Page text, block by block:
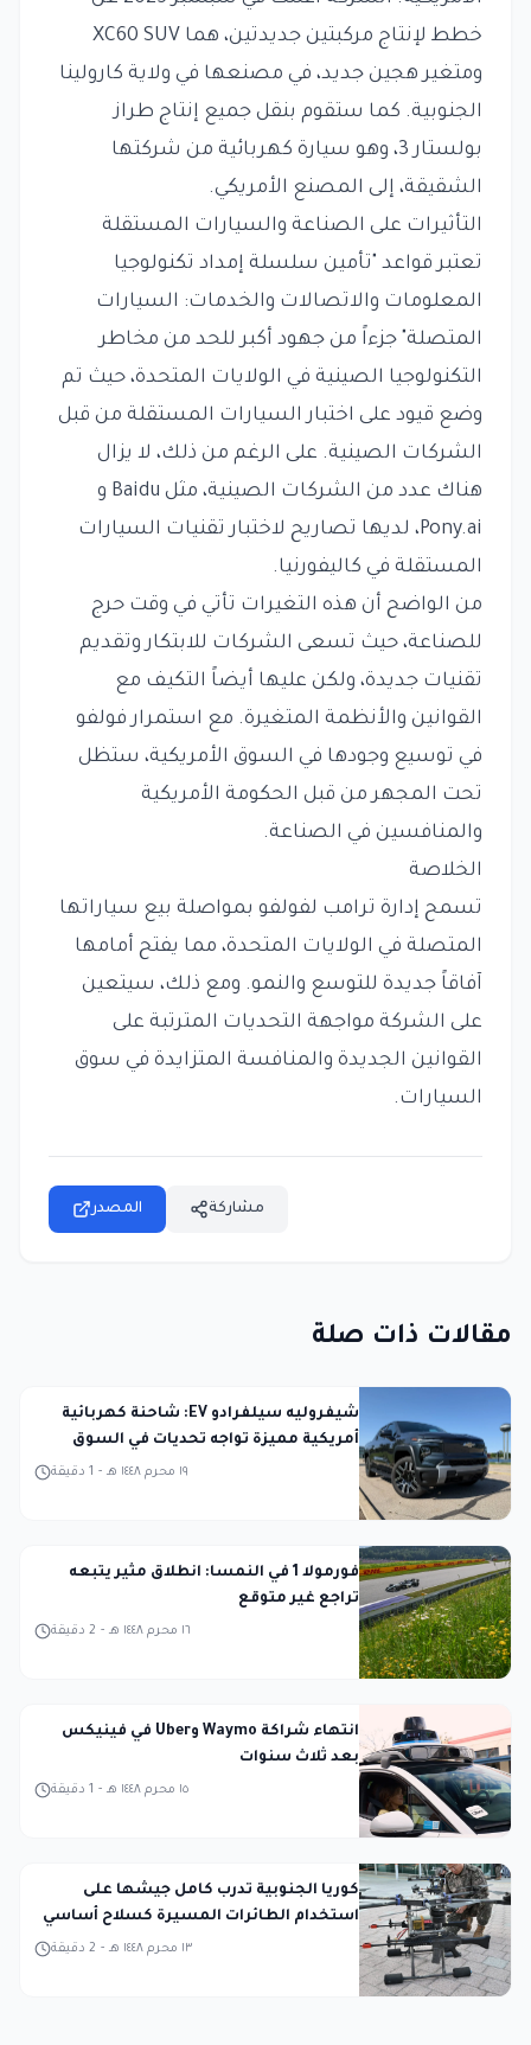
خطط لإنتاج مركبتين جديدتين، هما XC60 SUV
ومتغير هجين جديد، في مصنعها في ولاية كارولينا
الجنوبية. كما ستقوم بنقل جميع إنتاج طراز
بولستار 3، وهو سيارة كهربائية من شركتها
الشقيقة، إلى المصنع الأمريكي.
التأثيرات على الصناعة والسيارات المستقلة
تعتبر قواعد "تأمين سلسلة إمداد تكنولوجيا
المعلومات والاتصالات والخدمات: السيارات
المتصلة" جزءاً من جهود أكبر للحد من مخاطر
التكنولوجيا الصينية في الولايات المتحدة، حيث تم
وضع قيود على اختبار السيارات المستقلة من قبل
الشركات الصينية. على الرغم من ذلك، لا يزال
هناك عدد من الشركات الصينية، مثل Baidu و
Pony.ai، لديها تصاريح لاختبار تقنيات السيارات
المستقلة في كاليفورنيا.
من الواضح أن هذه التغيرات تأتي في وقت حرج
للصناعة، حيث تسعى الشركات للابتكار وتقديم
تقنيات جديدة، ولكن عليها أيضاً التكيف مع
القوانين والأنظمة المتغيرة. مع استمرار فولفو
في توسيع وجودها في السوق الأمريكية، ستظل
تحت المجهر من قبل الحكومة الأمريكية
والمنافسين في الصناعة.
الخلاصة
تسمح إدارة ترامب لفولفو بمواصلة بيع سياراتها
المتصلة في الولايات المتحدة، مما يفتح أمامها
آفاقاً جديدة للتوسع والنمو. ومع ذلك، سيتعين
على الشركة مواجهة التحديات المترتبة على
القوانين الجديدة والمنافسة المتزايدة في سوق
السيارات.
المصدر مشاركة
مقالات ذات صلة
شيفروليه سيلفرادو EV: شاحنة كهربائية
أمريكية مميزة تواجه تحديات في السوق
1 دقيقة - ١٩ محرم ١٤٤٨ هـ
فورمولا 1 في النمسا: انطلاق مثير يتبعه
تراجع غير متوقع
2 دقيقة - ١٦ محرم ١٤٤٨ هـ
انتهاء شراكة Waymo وUber في فينيكس
بعد ثلاث سنوات
1 دقيقة - ١٥ محرم ١٤٤٨ هـ
كوريا الجنوبية تدرب كامل جيشها على
استخدام الطائرات المسيرة كسلاح أساسي
2 دقيقة - ١٣ محرم ١٤٤٨ هـ